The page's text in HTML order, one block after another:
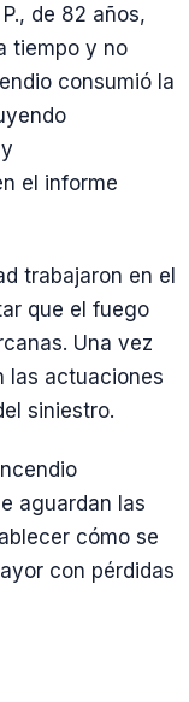
de 82 años,
tiempo y no
consumió la
el informe
trabajaron en el
que el fuego
Una vez
las actuaciones
siniestro.
aguardan las
cómo se
con pérdidas